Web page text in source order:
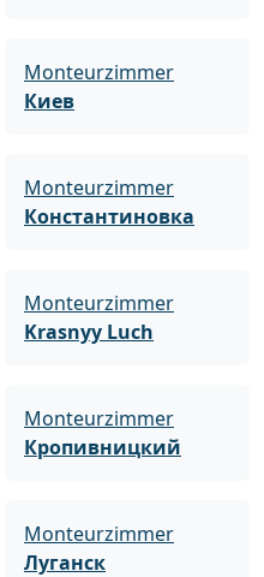
Monteurzimmer
Киев
Monteurzimmer
Константиновка
Monteurzimmer
Krasnyy Luch
Monteurzimmer
Кропивницкий
Monteurzimmer
Луганск